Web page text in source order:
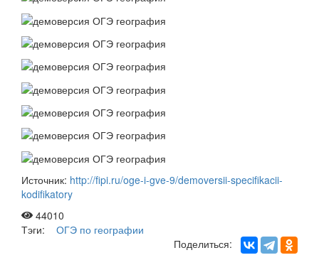
Источник: http://fipi.ru/oge-i-gve-9/demoversii-specifikacii-
kodifikatory
44010
Тэги:
ОГЭ по географии
Поделиться: